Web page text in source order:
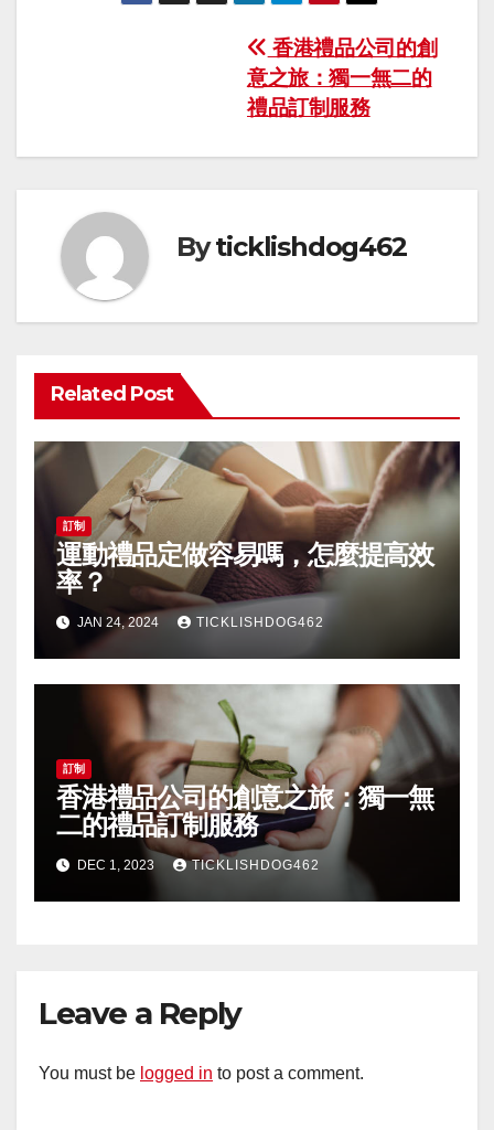
香港禮品公司的創
意之旅：獨一無二的
禮品訂制服務
Byticklishdog462
Related Post
訂制
運動禮品定做容易嗎，怎麼提高效
率？
JAN 24, 2024 TICKLISHDOG462
訂制
香港禮品公司的創意之旅：獨一無
二的禮品訂制服務
DEC 1, 2023 TICKLISHDOG462
Leave a Reply
You must be logged in to post a comment.